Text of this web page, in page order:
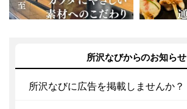
所沢なびからのお知らせ
所沢なびに広告を掲載しませんか？